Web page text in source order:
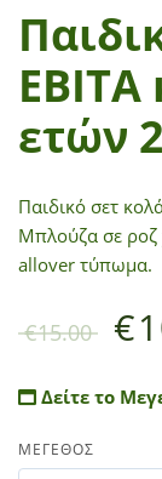
ΕΒΙΤΑ
ετών
Παιδικό σετ
Μπλούζα σε
allover τύπωμα.
€15.00 €
Δείτε το
ΜΕΓΕΘΟΣ